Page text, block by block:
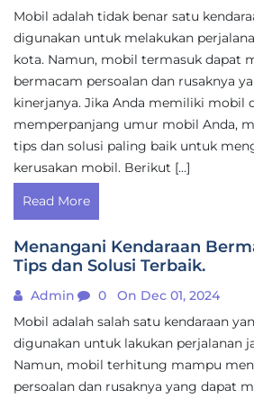
Mobil adalah tidak benar satu
digunakan untuk melakukan
kota. Namun, mobil termasuk dapat
bermacam persoalan dan rusaknya
kinerjanya. Jika Anda memiliki mobil
memperpanjang umur mobil Anda,
tips dan solusi paling baik untuk
kerusakan mobil. Berikut […]
Read More
Menangani Kendaraan
Tips dan Solusi Terbaik.
Admin 0
On Dec 01, 2024
Mobil adalah salah satu kendaraan
digunakan untuk lakukan perjalanan
Namun, mobil terhitung mampu
persoalan dan rusaknya yang dapat